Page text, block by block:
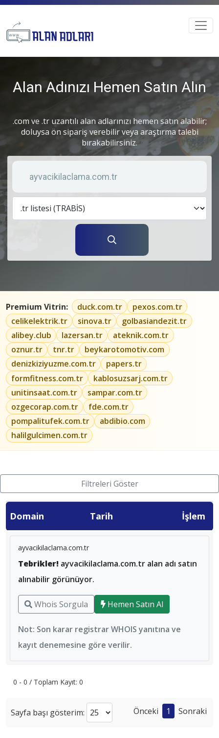
Alan Adınızı Hemen Satın Alın
.com ve .tr uzantılı alan adlarınızı hemen satın alabilir;
doluysa ön sipariş verebilir veya araştırma talebi
bırakabilirsiniz.
Anahtar kelime
Premium Vitrin: duck.com.tr
pexos.com.tr
celikelektrik.tr
sinova.tr
golbasiandezit.tr
alibey.club
lazersan.tr
ateknik.com.tr
oznur.tr
tnr.tr
beykarotomotiv.com
denizkiziyuzme.com.tr
papers.tr
formfitness.com.tr
kablosuzsarj.com.tr
unitinsaat.com.tr
sampar.com.tr
ozgecorap.com.tr
fde.com.tr
pompalitufek.com.tr
abdibio.com
halilgulcimen.com.tr
Filtreleri Göster
Domain Tarih İşlem
ayvacikilaclama.com.tr
Tebrikler! ayvacikilaclama.com.tr alan adı satın
alınabilir görünüyor.
Whois Sorgula Hemen Satın Al
Not: Son karar registrar WHOIS yanıtına ve
kayıt denemesine göre verilir.
0 - 0 / Toplam Kayıt: 0
Sayfa başı gösterim: Önceki 1 Sonraki